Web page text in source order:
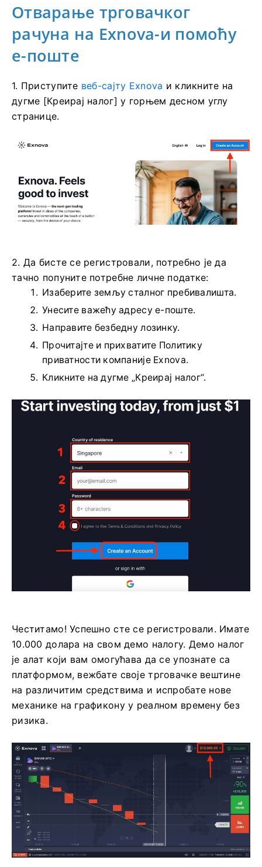
Отварање трговачког
рачуна на Exnova-и помоћу
е-поште
1. Приступите веб-сајту Exnova и кликните на
дугме [Креирај налог] у горњем десном углу
странице.
2. Да бисте се регистровали, потребно је да
тачно попуните потребне личне податке:
Изаберите земљу сталног пребивалишта.
Унесите важећу адресу е-поште.
Направите безбедну лозинку.
Прочитајте и прихватите Политику
приватности компаније Exnova.
Кликните на дугме „Креирај налог“.
Честитамо! Успешно сте се регистровали. Имате
10.000 долара на свом демо налогу. Демо налог
је алат који вам омогућава да се упознате са
платформом, вежбате своје трговачке вештине
на различитим средствима и испробате нове
механике на графикону у реалном времену без
ризика.